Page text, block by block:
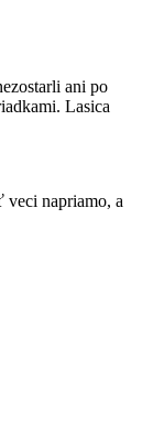
ani po
Lasica
napriamo, a